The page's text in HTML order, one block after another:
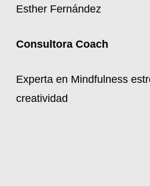
Esther Fernández
Consultora Coach
Experta en Mindfulness
creatividad